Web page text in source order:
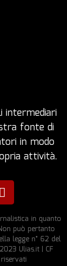
intermediari
fonte di
in modo
attività.
in quanto
può pertanto
legge n° 62 del
Ulias.it | CF